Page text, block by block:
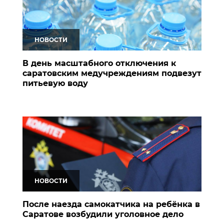
НОВОСТИ
В день масштабного отключения к
саратовским медучреждениям подвезут
питьевую воду
НОВОСТИ
После наезда самокатчика на ребёнка в
Саратове возбудили уголовное дело